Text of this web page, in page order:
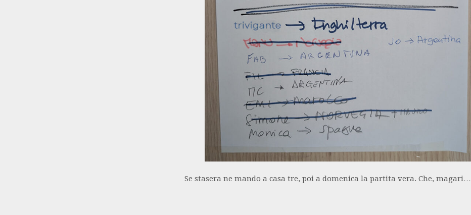
Se stasera ne mando a casa tre, poi a domenica la partita vera. Che, magari…